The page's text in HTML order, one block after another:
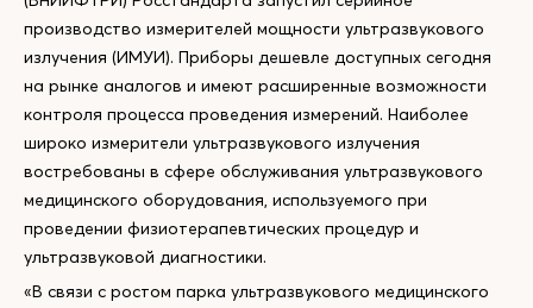
производство измерителей мощности ультразвукового
излучения (ИМУИ). Приборы дешевле доступных сегодня
на рынке аналогов и имеют расширенные возможности
контроля процесса проведения измерений. Наиболее
широко измерители ультразвукового излучения
востребованы в сфере обслуживания ультразвукового
медицинского оборудования, используемого при
проведении физиотерапевтических процедур и
ультразвуковой диагностики.
«В связи с ростом парка ультразвукового медицинского